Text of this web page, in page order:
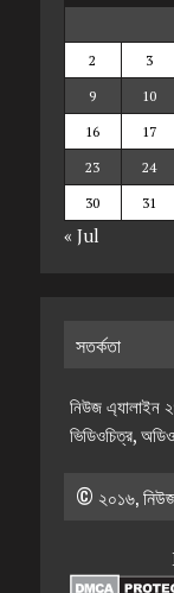
2
3
9
10
16
17
23
24
30
31
« Jul
সতর্কতা
নিউজ এ্যালাইন
ভিডিওচিত্র,
© ২০১৬, নিউজ